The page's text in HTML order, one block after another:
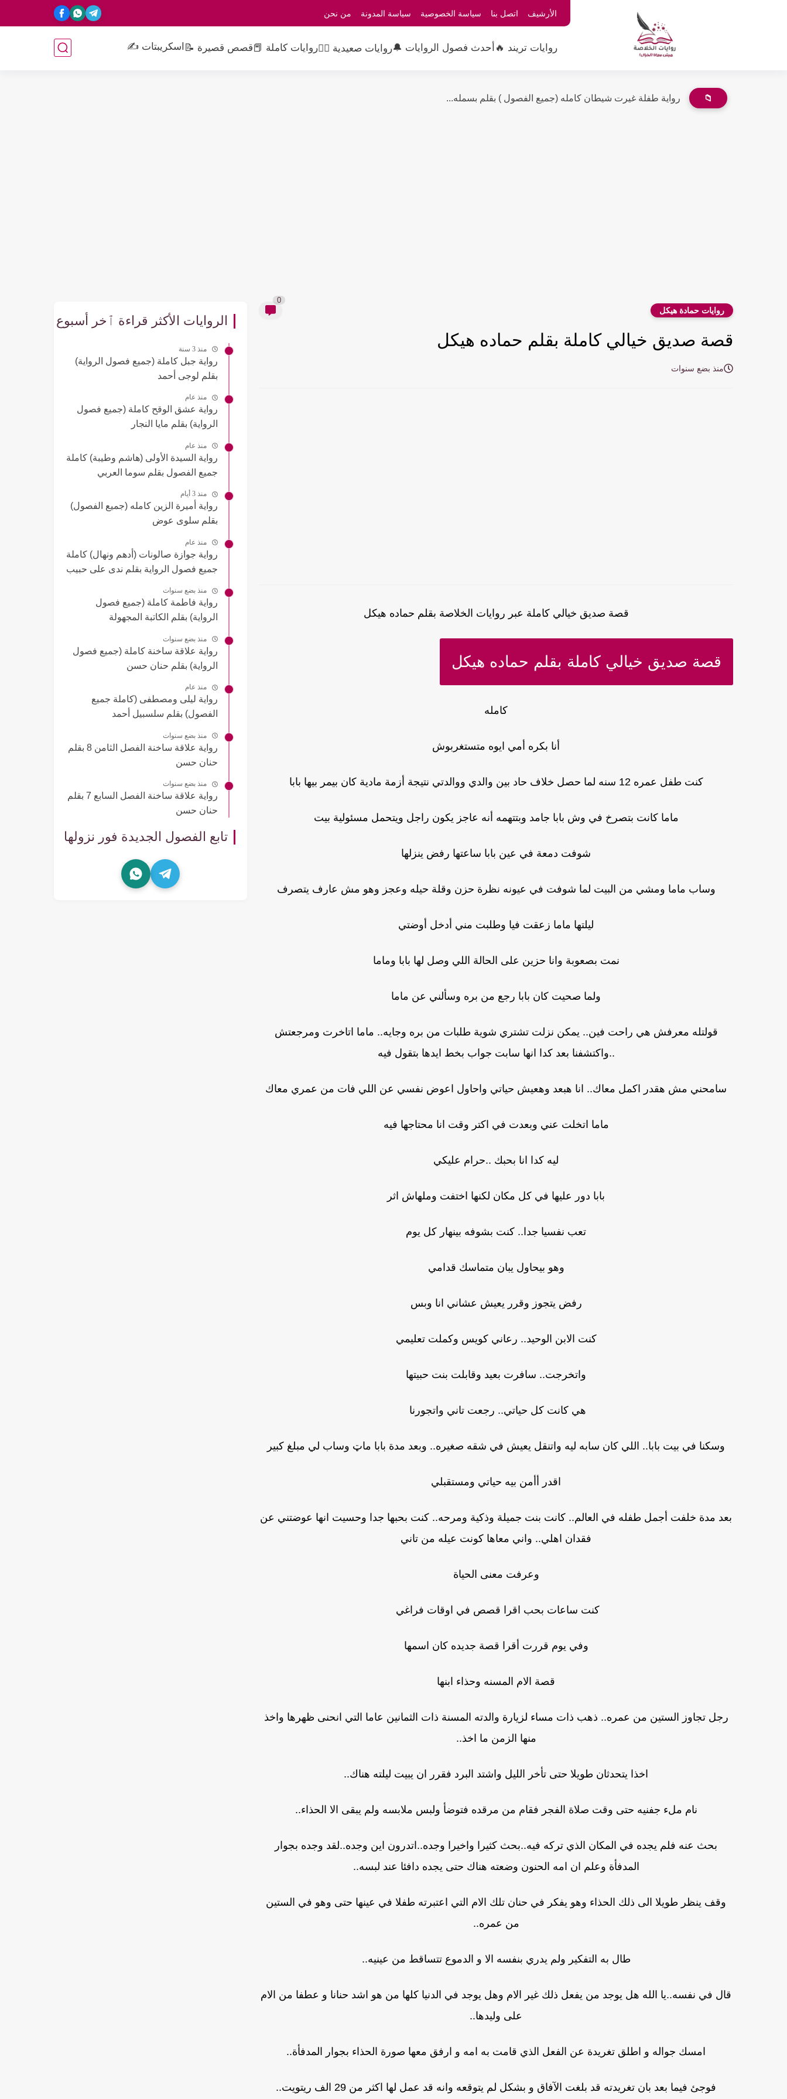
الأرشيف اتصل بنا سياسة الخصوصية سياسة المدونة من نحن
روايات تريند 🔥 أحدث فصول الروايات 🔔روايات صعيدية 👳‍♂️روايات كاملة 📕قصص قصيرة 📝 اسكريبتات ✍️
📁 رواية طفلة غيرت شيطان كامله (جميع الفصول ) بقلم بسمله...
روايات حمادة هيكل
0
قصة صديق خيالي كاملة بقلم حماده هيكل
منذ بضع سنوات
قصة صديق خيالي كاملة عبر روايات الخلاصة بقلم حماده هيكل
قصة صديق خيالي كاملة بقلم حماده هيكل
كامله
أنا بكره أمي ايوه متستغربوش
كنت طفل عمره 12 سنه لما حصل خلاف حاد بين والدي ووالدتي نتيجة أزمة مادية كان بيمر بيها بابا
ماما كانت بتصرخ في وش بابا جامد وبتتهمه أنه عاجز يكون راجل ويتحمل مسئولية بيت
شوفت دمعة في عين بابا ساعتها رفض ينزلها
وساب ماما ومشي من البيت لما شوفت في عيونه نظرة حزن وقلة حيله وعجز وهو مش عارف يتصرف
ليلتها ماما زعقت فيا وطلبت مني أدخل أوضتي
نمت بصعوبة وانا حزين على الحالة اللي وصل لها بابا وماما
ولما صحيت كان بابا رجع من بره وسألني عن ماما
قولتله معرفش هي راحت فين.. يمكن نزلت تشتري شوية طلبات من بره وجايه.. ماما اتاخرت ومرجعتش
..واكتشفنا بعد كدا انها سابت جواب بخط ايدها بتقول فيه
سامحني مش هقدر اكمل معاك.. انا هبعد وهعيش حياتي واحاول اعوض نفسي عن اللي فات من عمري معاك
ماما اتخلت عني وبعدت في اكتر وقت انا محتاجها فيه
ليه كدا انا بحبك ..حرام عليكي
بابا دور عليها في كل مكان لكنها اختفت وملهاش اثر
تعب نفسيا جدا.. كنت بشوفه بينهار كل يوم
وهو بيحاول يبان متماسك قدامي
رفض يتجوز وقرر يعيش عشاني انا وبس
كنت الابن الوحيد.. رعاني كويس وكملت تعليمي
واتخرجت.. سافرت بعيد وقابلت بنت حبيتها
هي كانت كل حياتي.. رجعت تاني واتجورنا
وسكنا في بيت بابا.. اللي كان سابه ليه واتنقل يعيش في شقه صغيره.. وبعد مدة بابا ماټ وساب لي مبلغ كبير
اقدر أأمن بيه حياتي ومستقبلي
بعد مدة خلفت أجمل طفله في العالم.. كانت بنت جميلة وذكية ومرحه.. كنت بحبها جدا وحسيت انها عوضتني عن
فقدان اهلي.. واني معاها كونت عيله من تاني
وعرفت معنى الحياة
كنت ساعات بحب اقرا قصص في اوقات فراغي
وفي يوم قررت أقرا قصة جديده كان اسمها
قصة الام المسنه وحذاء ابنها
رجل تجاوز الستين من عمره.. ذهب ذات مساء لزيارة والدته المسنة ذات الثمانين عاما التي انحنى ظهرها واخذ
منها الزمن ما اخذ..
اخذا يتحدثان طويلا حتى تأخر الليل واشتد البرد فقرر ان يبيت ليلته هناك..
نام ملء جفنيه حتى وقت صلاة الفجر فقام من مرقده فتوضأ ولبس ملابسه ولم يبقى الا الحذاء..
بحث عنه فلم يجده في المكان الذي تركه فيه..بحث كثيرا واخيرا وجده..اتدرون اين وجده..لقد وجده بجوار
المدفأة وعلم ان امه الحنون وضعته هناك حتى يجده دافئا عند لبسه..
وقف ينظر طويلا الى ذلك الحذاء وهو يفكر في حنان تلك الام التي اعتبرته طفلا في عينها حتى وهو في الستين
من عمره..
طال به التفكير ولم يدري بنفسه الا و الدموع تتساقط من عينيه..
قال في نفسه..يا الله هل يوجد من يفعل ذلك غير الام وهل يوجد في الدنيا كلها من هو اشد حنانا و عطفا من الام
على وليدها..
امسك جواله و اطلق تغريدة عن الفعل الذي قامت به امه و ارفق معها صورة الحذاء بجوار المدفأة..
فوجئ فيما بعد بان تغريدته قد بلغت الآفاق و بشكل لم يتوقعه وانه قد عمل لها اكثر من 29 الف ريتويت..
الروايات الأكثر قراءة ٱخر أسبوع
منذ 3 سنة
رواية جبل كاملة (جميع فصول الرواية)
بقلم لوجى أحمد
منذ عام
رواية عشق الوقح كاملة (جميع فصول
الرواية) بقلم مايا النجار
منذ عام
رواية السيدة الأولى (هاشم وطيبة) كاملة
جميع الفصول بقلم سوما العربي
منذ 3 أيام
رواية أميرة الزين كامله (جميع الفصول)
بقلم سلوى عوض
منذ عام
رواية جوازة صالونات (أدهم ونهال) كاملة
جميع فصول الرواية بقلم ندى على حبيب
منذ بضع سنوات
رواية فاطمة كاملة (جميع فصول
الرواية) بقلم الكاتبة المجهولة
منذ بضع سنوات
رواية علاقة ساخنة كاملة (جميع فصول
الرواية) بقلم حنان حسن
منذ عام
رواية ليلى ومصطفى (كاملة جميع
الفصول) بقلم سلسبيل أحمد
منذ بضع سنوات
رواية علاقة ساخنة الفصل الثامن 8 بقلم
حنان حسن
منذ بضع سنوات
رواية علاقة ساخنة الفصل السابع 7 بقلم
حنان حسن
تابع الفصول الجديدة فور نزولها